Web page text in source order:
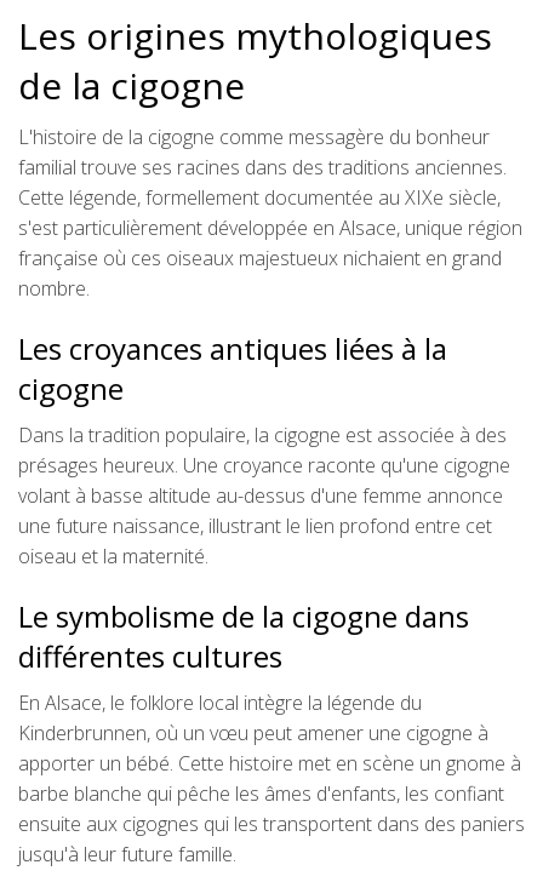
Les origines mythologiques
de la cigogne
L'histoire de la cigogne comme messagère du bonheur
familial trouve ses racines dans des traditions anciennes.
Cette légende, formellement documentée au XIXe siècle,
s'est particulièrement développée en Alsace, unique région
française où ces oiseaux majestueux nichaient en grand
nombre.
Les croyances antiques liées à la
cigogne
Dans la tradition populaire, la cigogne est associée à des
présages heureux. Une croyance raconte qu'une cigogne
volant à basse altitude au-dessus d'une femme annonce
une future naissance, illustrant le lien profond entre cet
oiseau et la maternité.
Le symbolisme de la cigogne dans
différentes cultures
En Alsace, le folklore local intègre la légende du
Kinderbrunnen, où un vœu peut amener une cigogne à
apporter un bébé. Cette histoire met en scène un gnome à
barbe blanche qui pêche les âmes d'enfants, les confiant
ensuite aux cigognes qui les transportent dans des paniers
jusqu'à leur future famille.